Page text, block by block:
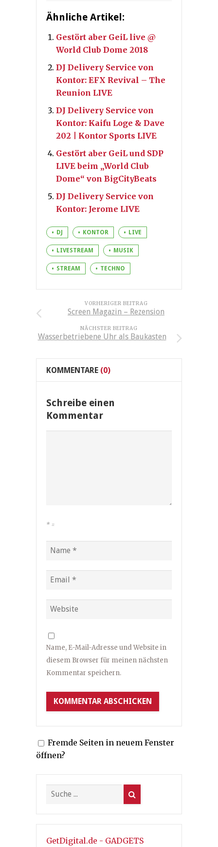
Ähnliche Artikel:
Gestört aber GeiL live @
World Club Dome 2018
DJ Delivery Service von
Kontor: EFX Revival – The
Reunion LIVE
DJ Delivery Service von
Kontor: Kaifu Loge & Dave
202 | Kontor Sports LIVE
Gestört aber GeiL und SDP
LIVE beim „World Club
Dome“ von BigCityBeats
DJ Delivery Service von
Kontor: Jerome LIVE
DJ KONTOR LIVE
LIVESTREAM MUSIK
STREAM TECHNO
VORHERIGER BEITRAG
Screen Magazin – Rezension
NÄCHSTER BEITRAG
Wasserbetriebene Uhr als Baukasten
KOMMENTARE (0)
Schreibe einen
Kommentar
* =
Name, E-Mail-Adresse und Website in
diesem Browser für meinen nächsten
Kommentar speichern.
Fremde Seiten in neuem Fenster
öffnen?
GetDigital.de - GADGETS